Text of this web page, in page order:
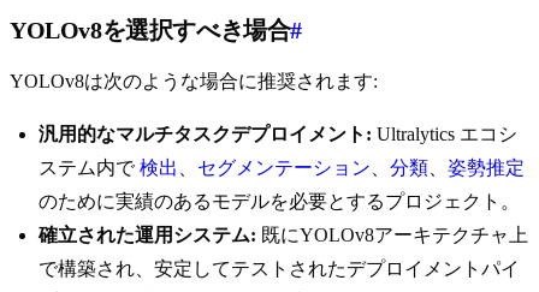
YOLOv8を選択すべき場合#
YOLOv8は次のような場合に推奨されます:
汎用的なマルチタスクデプロイメント: Ultralytics エコシ
ステム内で検出 セグメンテーション 分類
姿勢推定
のために実績のあるモデルを必要とするプロジェクト。
確立された運用システム: 既にYOLOv8アーキテクチャ上
で構築され、安定してテストされたデプロイメントパイ